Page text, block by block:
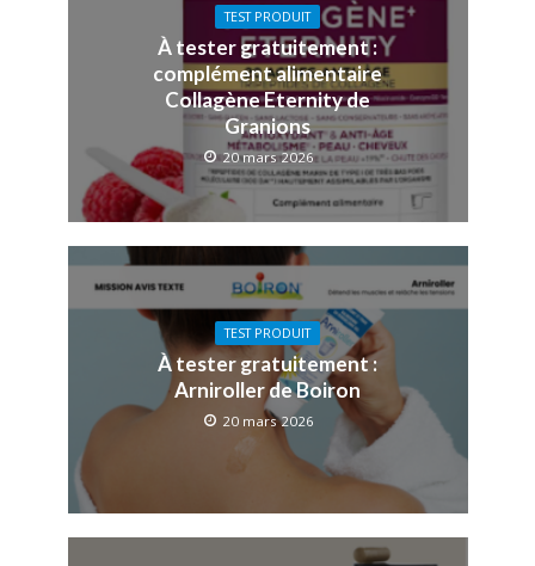
TEST PRODUIT
À tester gratuitement :
complément alimentaire
Collagène Eternity de
Granions
20 mars 2026
TEST PRODUIT
À tester gratuitement :
Arniroller de Boiron
20 mars 2026